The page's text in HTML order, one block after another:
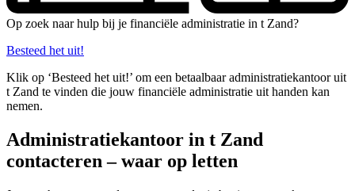
Op zoek naar hulp bij je financiële administratie in t Zand?
Besteed het uit!
Klik op ‘Besteed het uit!’ om een betaalbaar administratiekantoor uit
t Zand te vinden die jouw financiële administratie uit handen kan
nemen.
Administratiekantoor in t Zand
contacteren – waar op letten